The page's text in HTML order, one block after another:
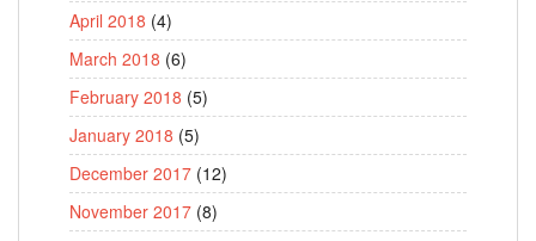
April 2018 (4)
March 2018 (6)
February 2018 (5)
January 2018 (5)
December 2017 (12)
November 2017 (8)